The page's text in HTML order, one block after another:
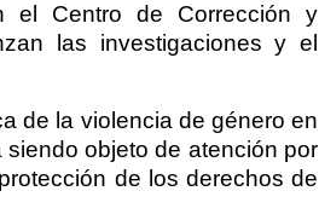
el Centro de Corrección y
las investigaciones y el
de la violencia de género en
objeto de atención por
de los derechos de